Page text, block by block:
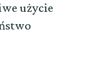
użycie